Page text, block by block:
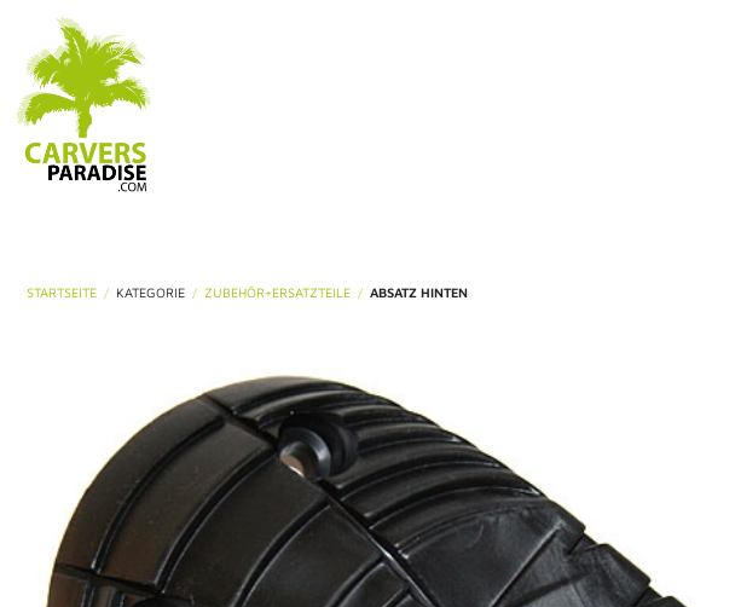
STARTSEITE / KATEGORIE / ZUBEHÖR+ERSATZTEILE / ABSATZ HINTEN